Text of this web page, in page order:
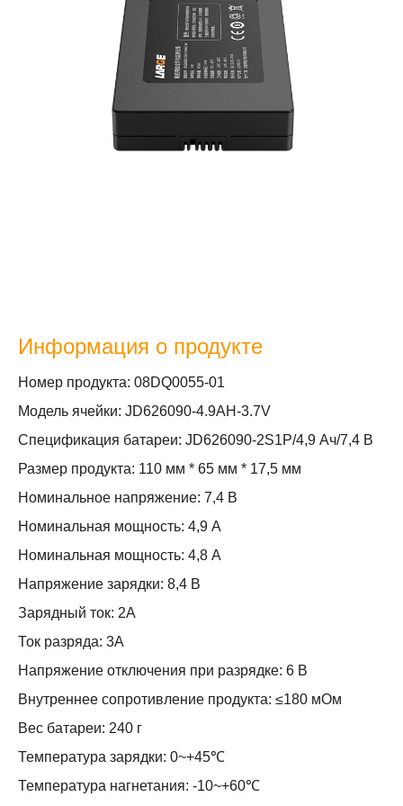
Информация о продукте
Номер продукта: 08DQ0055-01
Модель ячейки: JD626090-4.9AH-3.7V
Спецификация батареи: JD626090-2S1P/4,9 Ач/7,4 В
Размер продукта: 110 мм * 65 мм * 17,5 мм
Номинальное напряжение: 7,4 В
Номинальная мощность: 4,9 А
Номинальная мощность: 4,8 А
Напряжение зарядки: 8,4 В
Зарядный ток: 2А
Ток разряда: 3А
Напряжение отключения при разрядке: 6 В
Внутреннее сопротивление продукта: ≤180 мОм
Вес батареи: 240 г
Температура зарядки: 0~+45℃
Температура нагнетания: -10~+60℃